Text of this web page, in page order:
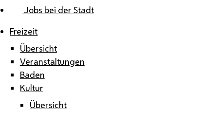
Jobs bei der Stadt
Freizeit
Übersicht
Veranstaltungen
Baden
Kultur
Übersicht